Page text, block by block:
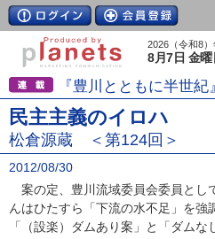
2026（令和8）
8月7日 金曜
『豊川とともに半世
民主主義のイロハ
松倉源蔵 ＜第124回＞
2012/08/30
案の定、豊川流域委員会委員とし
んはひたすら「下流の水不足」を
「（設楽）ダムあり案」と「ダム